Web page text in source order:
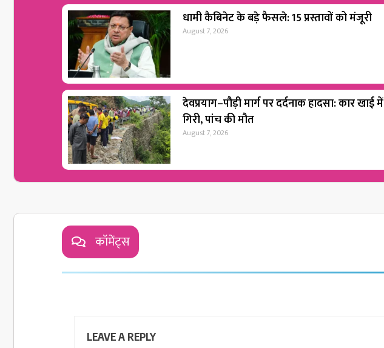
धामी कैबिनेट के बड़े फैसले: 15 प्रस्तावों को मंजूरी
August 7, 2026
देवप्रयाग–पौड़ी मार्ग पर दर्दनाक हादसा: कार खाई में
गिरी, पांच की मौत
August 7, 2026
कॉमेंट्स
LEAVE A REPLY